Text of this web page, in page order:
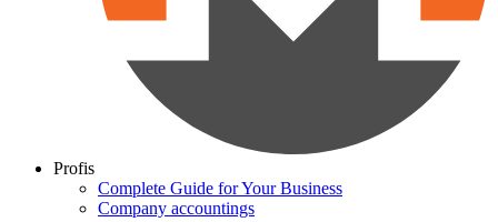
Profis
Complete Guide for Your Business
Company accountings